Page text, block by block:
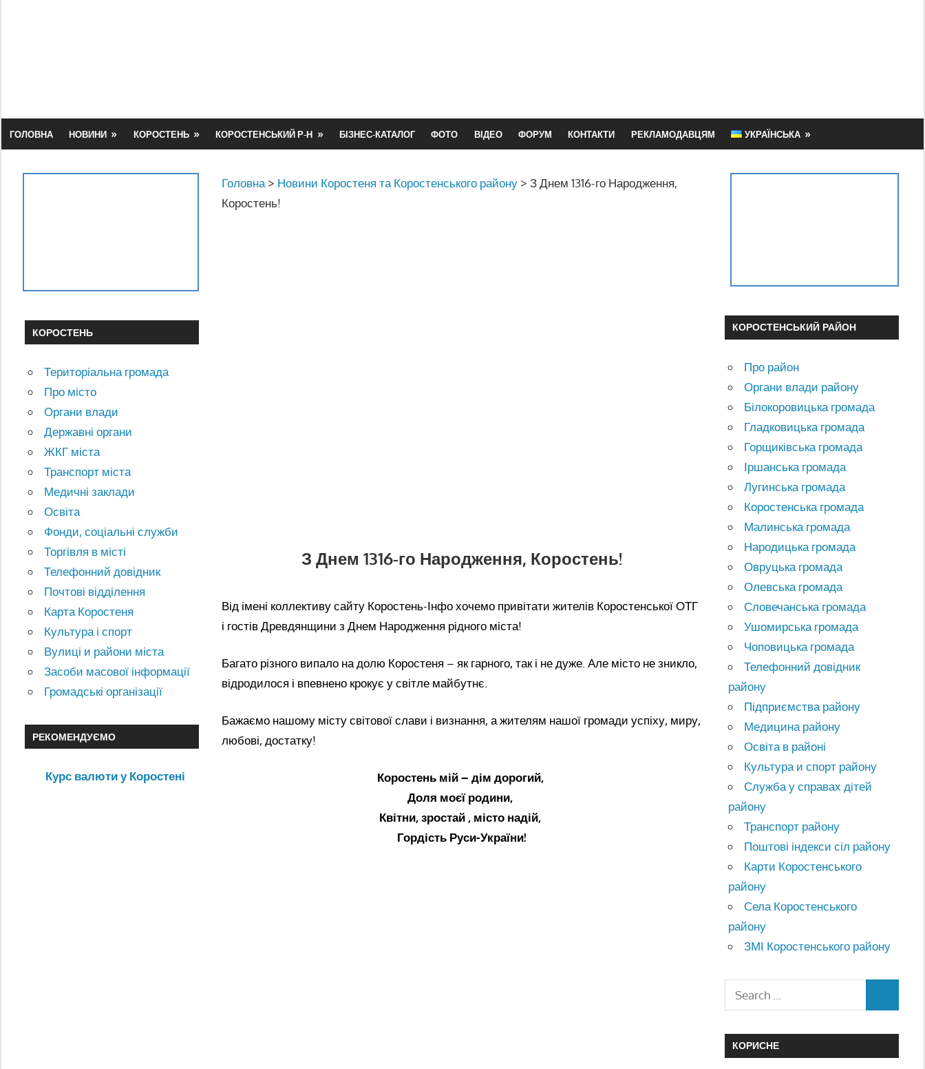
ГОЛОВНА НОВИНИ КОРОСТЕНЬ КОРОСТЕНСЬКИЙ Р-Н БІЗНЕС-КАТАЛОГ ФОТО ВІДЕО ФОРУМ КОНТАКТИ РЕКЛАМОДАВЦЯМ УКРАЇНСЬКА
Головна > Новини Коростеня та Коростенського району > З Днем 1316-го Народження,
Коростень!
З Днем 1316-го Народження, Коростень!
Від імені коллективу сайту Коростень-Інфо хочемо привітати жителів Коростенської ОТГ
і гостів Древдянщини з Днем Народження рідного міста!
Багато різного випало на долю Коростеня – як гарного, так і не дуже. Але місто не зникло,
відродилося і впевнено крокує у світле майбутнє.
Бажаємо нашому місту світової слави і визнання, а жителям нашої громади успіху, миру,
любові, достатку!
Коростень мій – дім дорогий,
Доля моєї родини,
Квітни, зростай , місто надій,
Гордість Руси-України!
КОРОСТЕНЬ
Територіальна громада
Про місто
Органи влади
Державні органи
ЖКГ міста
Транспорт міста
Медичні заклади
Освіта
Фонди, соціальні служби
Торгівля в місті
Телефонний довідник
Почтові відділення
Карта Коростеня
Культура і спорт
Вулиці и райони міста
Засоби масової інформації
Громадські організації
РЕКОМЕНДУЄМО
Курс валюти у Коростені
КОРОСТЕНСЬКИЙ РАЙОН
Про район
Органи влади району
Білокоровицька громада
Гладковицька громада
Горщиківська громада
Іршанська громада
Лугинська громада
Коростенська громада
Малинська громада
Народицька громада
Овруцька громада
Олевська громада
Словечанська громада
Ушомирська громада
Чоповицька громада
Телефонний довідник
району
Підприємства району
Медицина району
Освіта в районі
Культура и спорт району
Служба у справах дітей
району
Транспорт району
Поштові індекси сіл району
Карти Коростенського
району
Села Коростенського
району
ЗМІ Коростенського району
КОРИСНЕ